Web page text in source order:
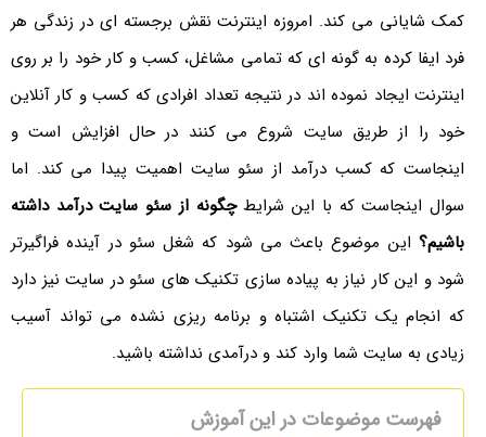
کمک شایانی می کند. امروزه اینترنت نقش برجسته ای در زندگی هر
فرد ایفا کرده به گونه ای که تمامی مشاغل، کسب و کار خود را بر روی
اینترنت ایجاد نموده اند در نتیجه تعداد افرادی که کسب و کار آنلاین
خود را از طریق سایت شروع می کنند در حال افزایش است و
اینجاست که کسب درآمد از سئو سایت اهمیت پیدا می کند. اما
سوال اینجاست که با این شرایط چگونه از سئو سایت درآمد داشته
باشیم؟این موضوع باعث می شود که شغل سئو در آینده فراگیرتر
شود و این کار نیاز به پیاده سازی تکنیک های سئو در سایت نیز دارد
که انجام یک تکنیک اشتباه و برنامه ریزی نشده می تواند آسیب
زیادی به سایت شما وارد کند و درآمدی نداشته باشید.
فهرست موضوعات در این آموزش